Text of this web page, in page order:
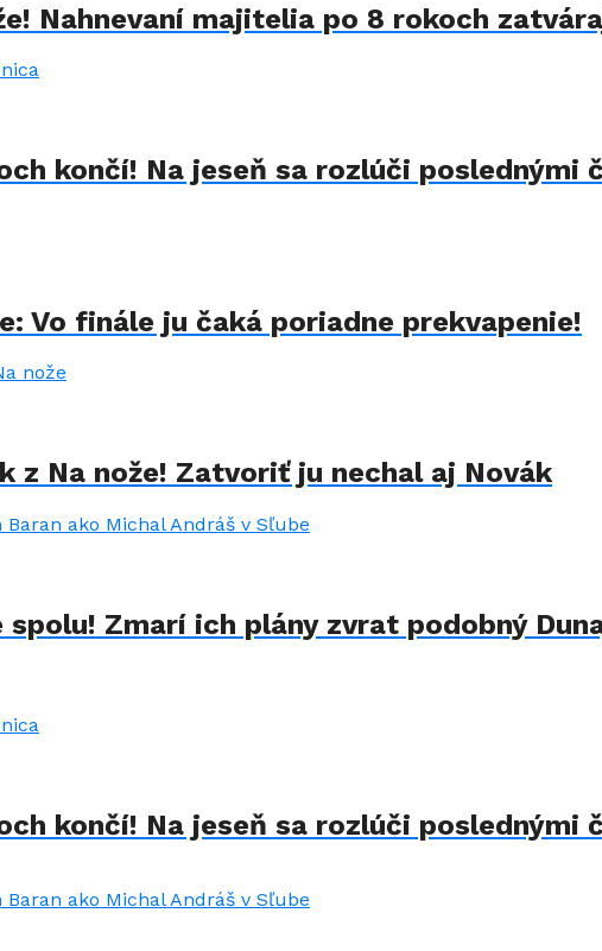
Nahnevaní majitelia po 8 rokoch
končí! Na jeseň sa rozlúči poslednými
Vo finále ju čaká poriadne prekvapenie!
z Na nože! Zatvoriť ju nechal aj Novák
Zmarí ich plány zvrat podobný
končí! Na jeseň sa rozlúči poslednými